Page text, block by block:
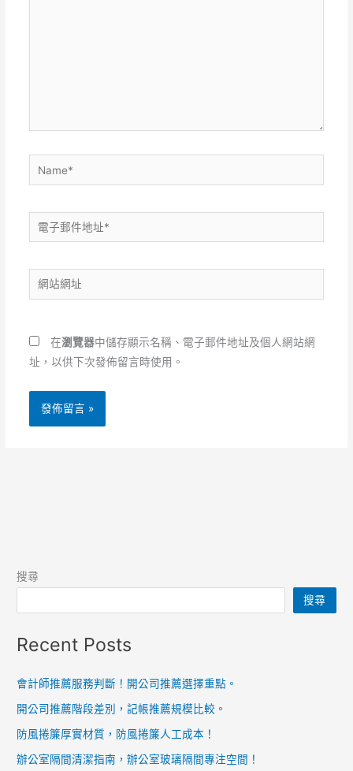
Name*
電
子
件
地
*
網
站
址
在瀏覽器中儲存顯示名稱、電子郵件地址及個人網站網
址，以供下次發佈留言時使用。
搜尋
搜尋
Recent Posts
會計師推薦服務判斷！開公司推薦選擇重點。
開公司推薦階段差別，記帳推薦規模比較。
防風捲簾厚實材質，防風捲簾人工成本！
辦公室隔間清潔指南，辦公室玻璃隔間專注空間！